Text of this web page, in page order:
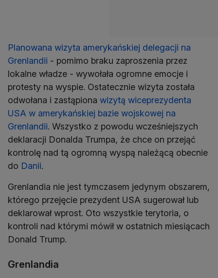
Planowana wizyta amerykańskiej delegacji na
Grenlandii - pomimo braku zaproszenia przez
lokalne władze - wywołała ogromne emocje i
protesty na wyspie. Ostatecznie wizyta została
odwołana i zastąpiona wizytą wiceprezydenta
USA w amerykańskiej bazie wojskowej na
Grenlandii. Wszystko z powodu wcześniejszych
deklaracji Donalda Trumpa, że chce on przejąć
kontrolę nad tą ogromną wyspą należącą obecnie
do Danii.
Grenlandia nie jest tymczasem jedynym obszarem,
którego przejęcie prezydent USA sugerował lub
deklarował wprost. Oto wszystkie terytoria, o
kontroli nad którymi mówił w ostatnich miesiącach
Donald Trump.
Grenlandia